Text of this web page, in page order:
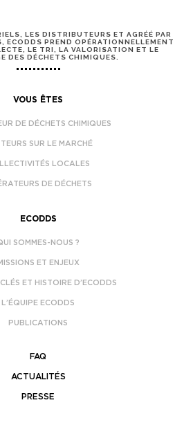
LES DISTRIBUTEURS ET AGRÉÉ PAR
ECODDS PREND OPÉRATIONNELLEMENT
LE TRI, LA VALORISATION ET LE
DES DÉCHETS CHIMIQUES.
VOUS ÊTES
DE DÉCHETS CHIMIQUES
SUR LE MARCHÉ
LOCALES
DE DÉCHETS
ECODDS
SOMMES-NOUS ?
ET ENJEUX
ET HISTOIRE D’ECODDS
L’ÉQUIPE ECODDS
PUBLICATIONS
FAQ
ACTUALITÉS
PRESSE